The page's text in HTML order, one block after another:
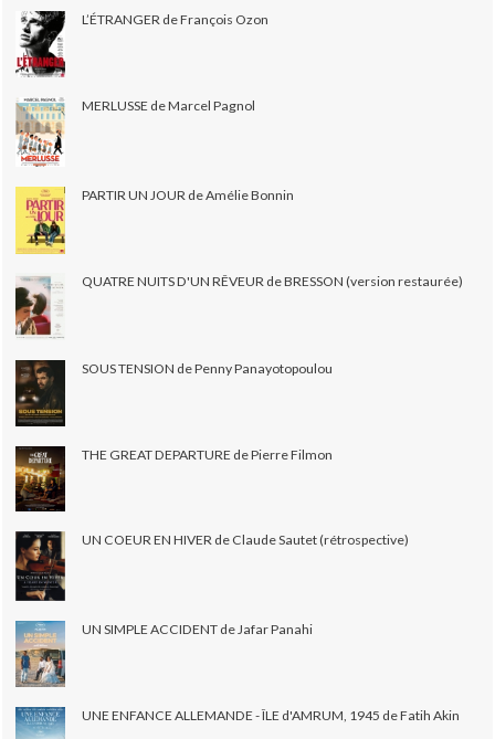
L’ÉTRANGER de François Ozon
MERLUSSE de Marcel Pagnol
PARTIR UN JOUR de Amélie Bonnin
QUATRE NUITS D'UN RÊVEUR de BRESSON (version restaurée)
SOUS TENSION de Penny Panayotopoulou
THE GREAT DEPARTURE de Pierre Filmon
UN COEUR EN HIVER de Claude Sautet (rétrospective)
UN SIMPLE ACCIDENT de Jafar Panahi
UNE ENFANCE ALLEMANDE - ÎLE d'AMRUM, 1945 de Fatih Akin